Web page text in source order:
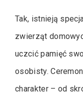
Tak, istnieją
zwierząt
uczcić pamięć
osobisty.
charakter – od